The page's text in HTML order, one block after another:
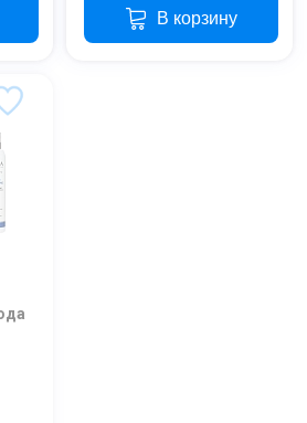
В корзину
"Отправить" вы
данных